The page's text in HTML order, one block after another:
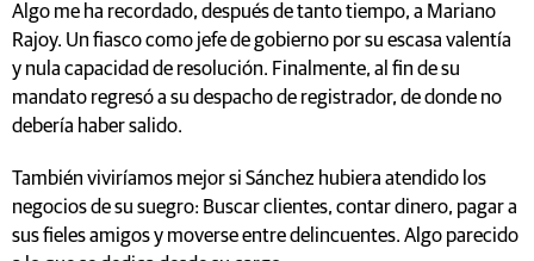
Algo me ha recordado, después de tanto tiempo, a Mariano
Rajoy. Un fiasco como jefe de gobierno por su escasa valentía
y nula capacidad de resolución. Finalmente, al fin de su
mandato regresó a su despacho de registrador, de donde no
debería haber salido.
También viviríamos mejor si Sánchez hubiera atendido los
negocios de su suegro: Buscar clientes, contar dinero, pagar a
sus fieles amigos y moverse entre delincuentes. Algo parecido